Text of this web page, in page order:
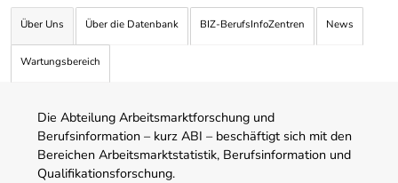
Über Uns Über die Datenbank BIZ-BerufsInfoZentren News
Wartungsbereich
Die Abteilung Arbeitsmarktforschung und
Berufsinformation – kurz ABI – beschäftigt sich mit den
Bereichen Arbeitsmarktstatistik, Berufsinformation und
Qualifikationsforschung.